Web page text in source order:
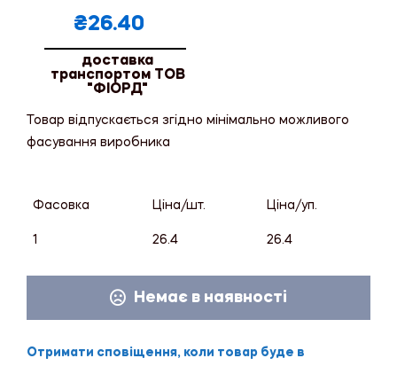
₴26.40
доставка
транспортом ТОВ
"ФІОРД"
Товар відпускається згідно мінімально можливого
фасування виробника
Фасовка Ціна/шт. Ціна/уп.
1 26.4 26.4
Немає в наявності
Отримати сповіщення, коли товар буде в